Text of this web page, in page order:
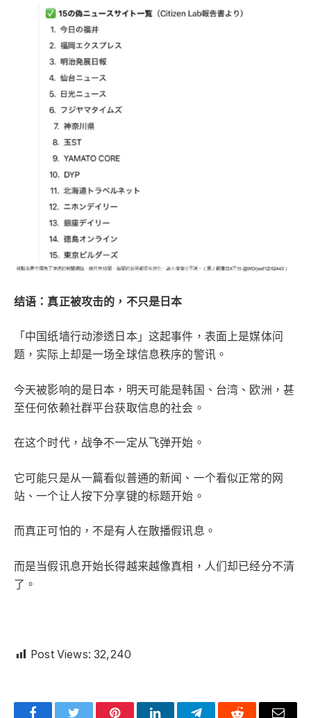
结语：真正被攻击的，不只是日本
「中国纸墙行动渗透日本」这起事件，表面上是媒体问
题，实际上却是一场全球信息秩序的警讯。
今天被影响的是日本，明天可能是韩国、台湾、欧洲，甚
至任何依赖社群平台获取信息的社会。
在这个时代，战争不一定从飞弹开始。
它可能只是从一篇看似普通的新闻、一个看似正常的网
站、一个让人按下分享键的标题开始。
而真正可怕的，不是有人在散播假讯息。
而是当假讯息开始长得越来越像真相，人们却已经分不清
了。
Post Views: 32,240